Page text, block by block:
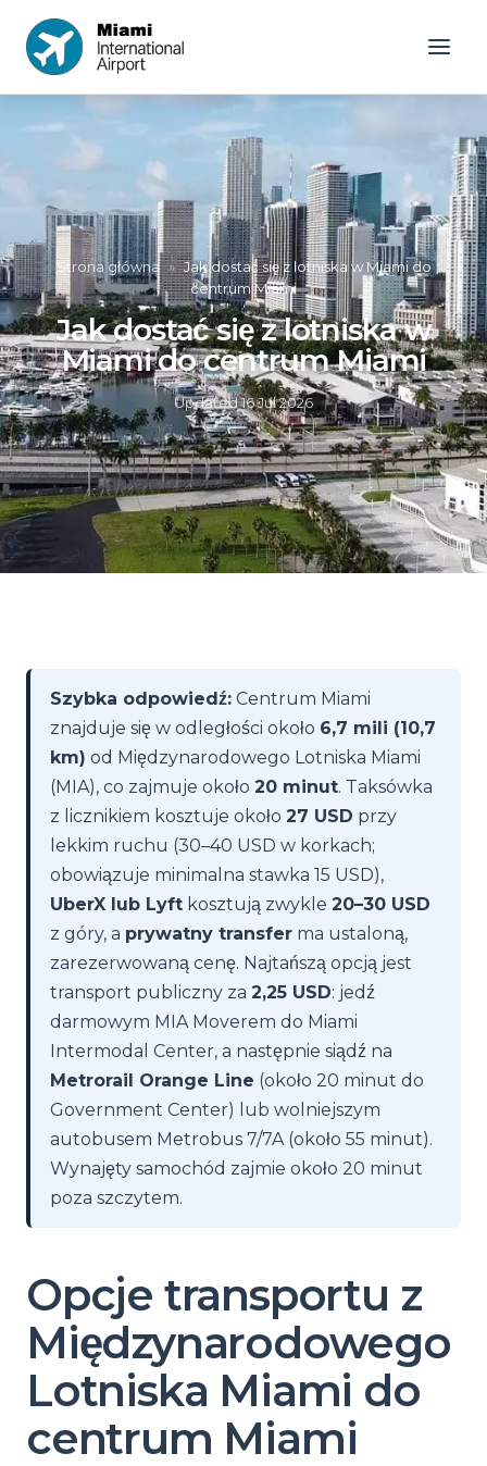
Strona główna » Jak dostać się z lotniska w Miami do
centrum Miami
Jak dostać się z lotniska w
Miami do centrum Miami
Updated16 Jul 2026
Szybka odpowiedź: Centrum Miami
znajduje się w odległości około 6,7 mili (10,7
km) od Międzynarodowego Lotniska Miami
(MIA), co zajmuje około 20 minut. Taksówka
z licznikiem kosztuje około 27 USD przy
lekkim ruchu (30–40 USD w korkach;
obowiązuje minimalna stawka 15 USD),
UberX lub Lyft kosztują zwykle 20–30 USD
z góry, a prywatny transfer ma ustaloną,
zarezerwowaną cenę. Najtańszą opcją jest
transport publiczny za 2,25 USD: jedź
darmowym MIA Moverem do Miami
Intermodal Center, a następnie siądź na
Metrorail Orange Line (około 20 minut do
Government Center) lub wolniejszym
autobusem Metrobus 7/7A (około 55 minut).
Wynajęty samochód zajmie około 20 minut
poza szczytem.
Opcje transportu z
Międzynarodowego
Lotniska Miami do
centrum Miami